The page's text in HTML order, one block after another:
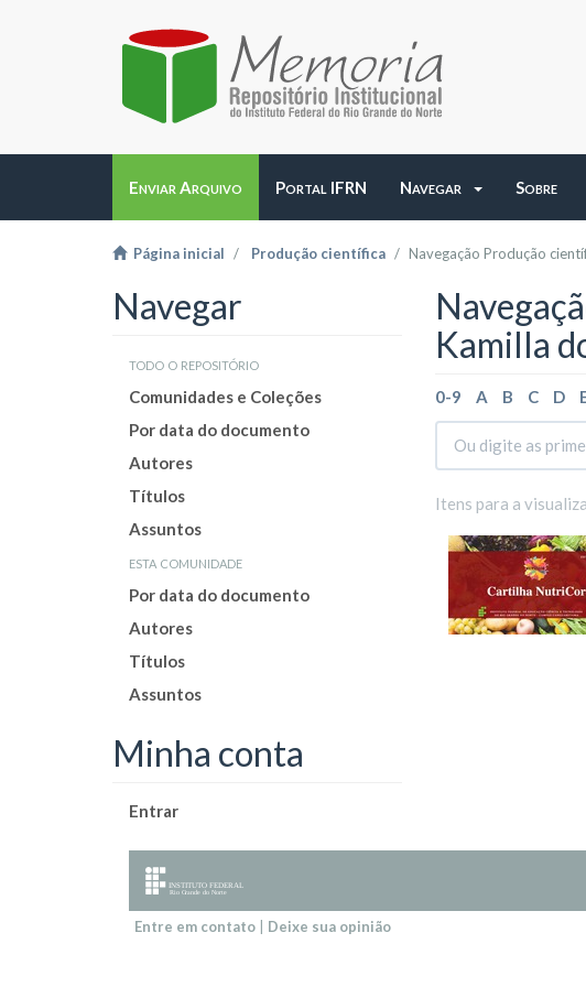
Enviar Arquivo Portal IFRN Navegar Sobre
Página inicial Produção científica Navegação Produção
Navegar
todo o repositório
Comunidades e Coleções
Por data do documento
Autores
Títulos
Assuntos
esta comunidade
Por data do documento
Autores
Títulos
Assuntos
Minha conta
Entrar
Kamilla
0-9 A B C D
Itens para a
Entre em contato Deixe sua opinião